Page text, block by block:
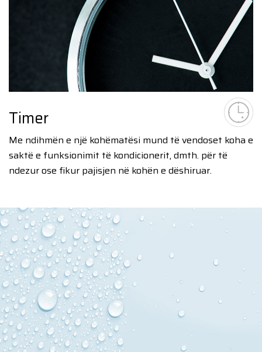
Timer
Me ndihmën e një kohëmatësi mund të vendoset koha e
saktë e funksionimit të kondicionerit, dmth. për të
ndezur ose fikur pajisjen në kohën e dëshiruar.